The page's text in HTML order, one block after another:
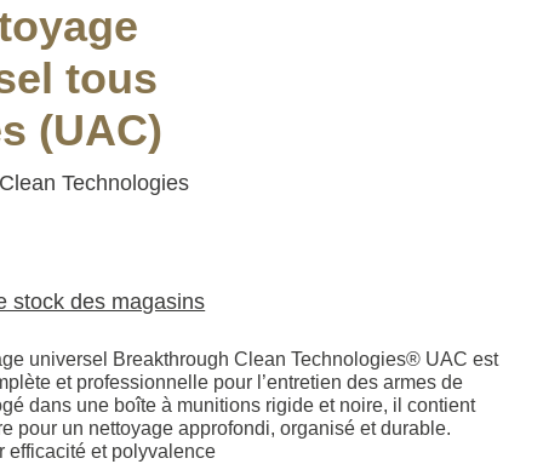
tous
(UAC)
Technologies
stock des magasins
universel Breakthrough Clean Technologies® UAC est
et professionnelle pour l’entretien des armes de
dans une boîte à munitions rigide et noire, il contient
pour un nettoyage approfondi, organisé et durable.
efficacité et polyvalence